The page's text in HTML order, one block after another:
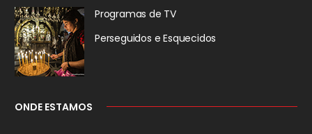
Programas de TV
Perseguidos e Esquecidos
ONDE ESTAMOS